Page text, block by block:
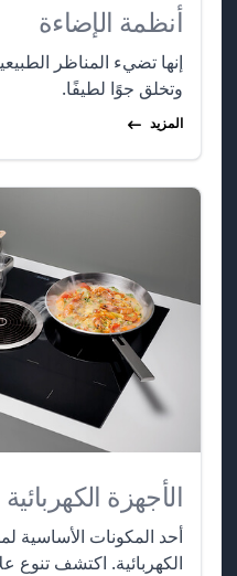
أنظمة الإضاءة
إنها تضيء المناظر
وتخلق جوًا لطيفًا.
المزيد
الأجهزة الكهربائية
أحد المكونات الأساسية
الكهربائية. اكتشف تنوع